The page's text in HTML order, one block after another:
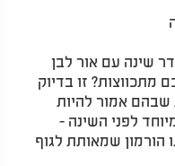
שינה עם אור לבן
מתכווצות? זו בדיוק
אמור להיות
לפני השינה -
הורמון שמאותת לגוף